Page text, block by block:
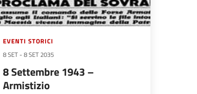
EVENTI STORICI
8 SET - 8 SET 2035
8 Settembre 1943 –
Armistizio